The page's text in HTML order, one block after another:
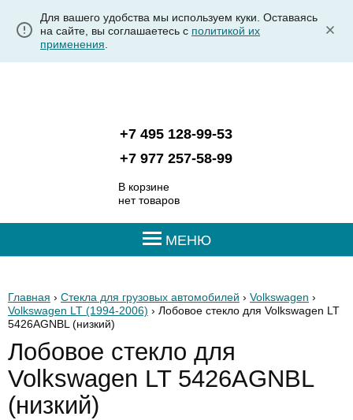
Для вашего удобства мы используем куки. Оставаясь
на сайте, вы соглашаетесь с политикой их
применения
+7 495 128-99-53
+7 977 257-58-99
В корзине
нет товаров
МЕНЮ
Главная › Стекла для грузовых автомобилей › Volkswagen ›
Volkswagen LT (1994-2006) › Лобовое стекло для Volkswagen LT
5426AGNBL (низкий)
Лобовое стекло для
Volkswagen LT 5426AGNBL
(низкий)